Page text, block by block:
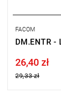
FACOM
DM.ENTR
Price tax
26,40 zł
29,33 zł